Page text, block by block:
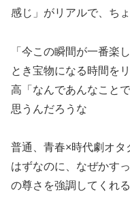
感じ」がリアルで、ち
「今この瞬間が一番楽
とき宝物になる時間を
高‍「なんであんなこと
思うんだろうな
普通、青春×時代劇オタ
はずなのに、なぜかす
の尊さを強調してくれ